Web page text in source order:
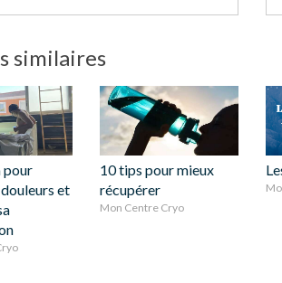
similaires
pour
et
10 tips pour mieux
récupérer
Mon Centre Cryo